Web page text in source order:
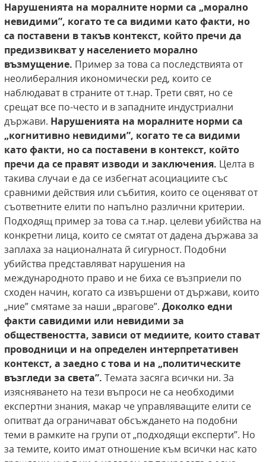
Нарушенията на моралните норми са „морално
невидими”, когато те са видими като факти, но
са поставени в такъв контекст, който пречи да
предизвикват у населението морално
възмущение. Пример за това са последствията от
неолибералния икономически ред, които се
наблюдават в страните от т.нар. Трети свят, но се
срещат все по-често и в западните индустриални
държави. Нарушенията на моралните норми са
„когнитивно невидими”, когато те са видими
като факти, но са поставени в контекст, който
пречи да се правят изводи и заключения. Целта в
такива случаи е да се избегнат асоциациите със
сравними действия или събития, които се оценяват от
съответните елити по напълно различни критерии.
Подходящ пример за това са т.нар. целеви убийства на
конкретни лица, които се смятат от дадена държава за
заплаха за националната й сигурност. Подобни
убийства представляват нарушения на
международното право и не биха се възприели по
сходен начин, когато са извършени от държави, които
„ние” смятаме за наши „врагове”. Доколко едни
факти савидими или невидими за
обществеността, зависи от медиите, които стават
проводници и на определен интерпретативен
контекст, а заедно с това и на „политическите
възгледи за света”. Темата засяга всички ни. За
изясняването на тези въпроси не са необходими
експертни знания, макар че управляващите елити се
опитват да ограничават обсъждането на подобни
теми в рамките на групи от „подходящи експерти”. Но
за темите, които имат отношение към всички нас като